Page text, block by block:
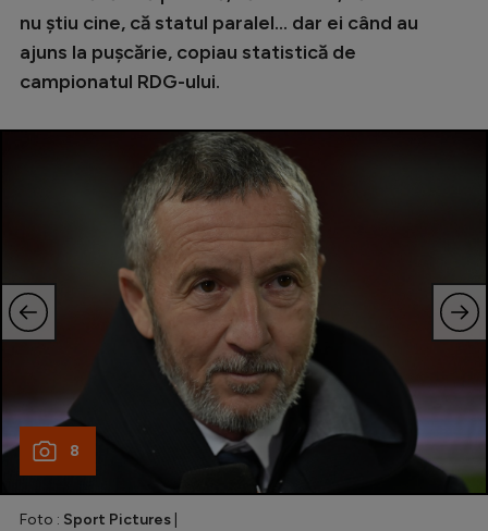
nu știu cine, că statul paralel... dar ei când au
ajuns la pușcărie, copiau statistică de
campionatul RDG-ului.
8
Foto : Sport Pictures